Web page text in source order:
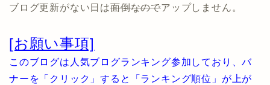
ブログ更新がない日は面倒なのでアップしません。
[お願い事項]
このブログは人気ブログランキング参加しており、バ
ナーを「クリック」すると「ランキング順位」が上が